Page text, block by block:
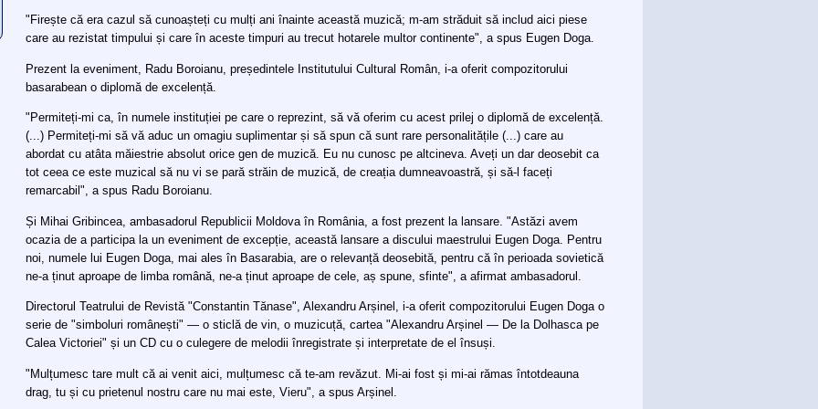
"Firește că era cazul să cunoașteți cu mulți ani înainte această muzică; m-am străduit să includ aici piese
care au rezistat timpului și care în aceste timpuri au trecut hotarele multor continente", a spus Eugen Doga.
Prezent la eveniment, Radu Boroianu, președintele Institutului Cultural Român, i-a oferit compozitorului
basarabean o diplomă de excelență.
"Permiteți-mi ca, în numele instituției pe care o reprezint, să vă oferim cu acest prilej o diplomă de excelență.
(...) Permiteți-mi să vă aduc un omagiu suplimentar și să spun că sunt rare personalitățile (...) care au
abordat cu atâta măiestrie absolut orice gen de muzică. Eu nu cunosc pe altcineva. Aveți un dar deosebit ca
tot ceea ce este muzical să nu vi se pară străin de muzică, de creația dumneavoastră, și să-l faceți
remarcabil", a spus Radu Boroianu.
Și Mihai Gribincea, ambasadorul Republicii Moldova în România, a fost prezent la lansare. "Astăzi avem
ocazia de a participa la un eveniment de excepție, această lansare a discului maestrului Eugen Doga. Pentru
noi, numele lui Eugen Doga, mai ales în Basarabia, are o relevanță deosebită, pentru că în perioada sovietică
ne-a ținut aproape de limba română, ne-a ținut aproape de cele, aș spune, sfinte", a afirmat ambasadorul.
Directorul Teatrului de Revistă "Constantin Tănase", Alexandru Arșinel, i-a oferit compozitorului Eugen Doga o
serie de "simboluri românești" — o sticlă de vin, o muzicuță, cartea "Alexandru Arșinel — De la Dolhasca pe
Calea Victoriei" și un CD cu o culegere de melodii înregistrate și interpretate de el însuși.
"Mulțumesc tare mult că ai venit aici, mulțumesc că te-am revăzut. Mi-ai fost și mi-ai rămas întotdeauna
drag, tu și cu prietenul nostru care nu mai este, Vieru", a spus Arșinel.